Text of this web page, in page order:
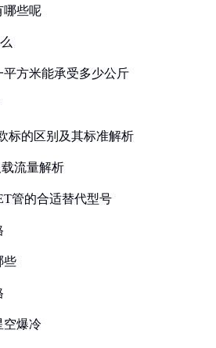
哪些呢
方米能承受多少公斤
标的区别及其标准解析
流量解析
管的合适替代型号
些
空爆冷